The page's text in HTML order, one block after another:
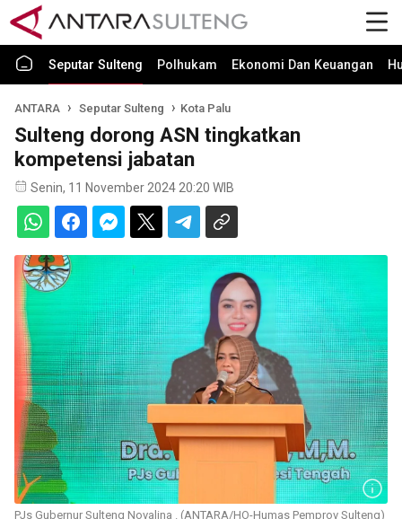
Seputar Sulteng Polhukam Ekonomi Dan Keuangan
ANTARA Seputar Sulteng Kota Palu
Sulteng dorong ASN tingkatkan
kompetensi jabatan
Senin, 11 November 2024 20:20 WIB
PJs Gubernur Sulteng Novalina . (ANTARA/HO-Humas Pemprov Sulteng)